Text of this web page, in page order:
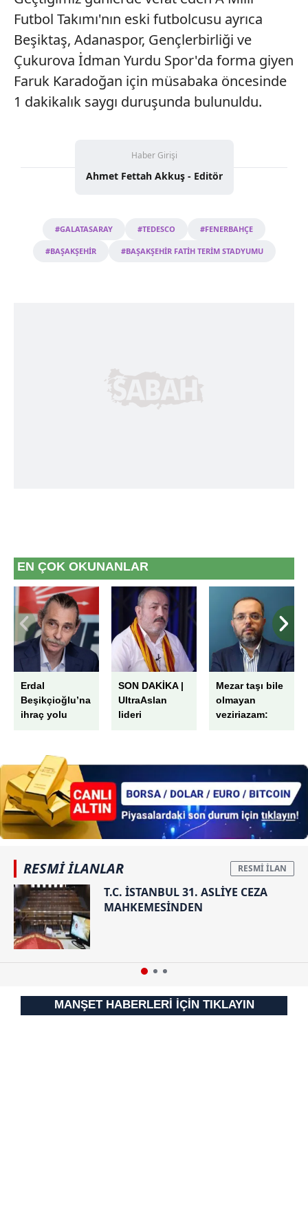
Futbol Takımı'nın eski futbolcusu ayrıca
Beşiktaş, Adanaspor, Gençlerbirliği ve
Çukurova İdman Yurdu Spor'da forma giyen
Faruk Karadoğan için müsabaka öncesinde
1 dakikalık saygı duruşunda bulunuldu.
Haber Girişi
Ahmet Fettah Akkuş - Editör
#GALATASARAY #TEDESCO #FENERBAHÇE
#BAŞAKŞEHİR #BAŞAKŞEHİR FATİH TERİM STADYUMU
EN ÇOK OKUNANLAR
Erdal
Beşikçioğlu’na
ihraç yolu
SON DAKİKA |
UltraAslan
lideri
aramada
çıkanlar
şaşırttı!
Mezar taşı bile
olmayan
veziriazam:
RESMİ İLANLAR
T.C. İSTANBUL 31. ASLİYE CEZA
MAHKEMESİNDEN
MANŞET HABERLERİ İÇİN TIKLAYIN